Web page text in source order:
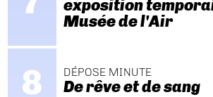
exposition
Musée de l'Air
DÉPOSE MINUTE
De rêve et de sang